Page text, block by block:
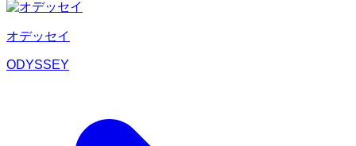
オデッセイ
ODYSSEY